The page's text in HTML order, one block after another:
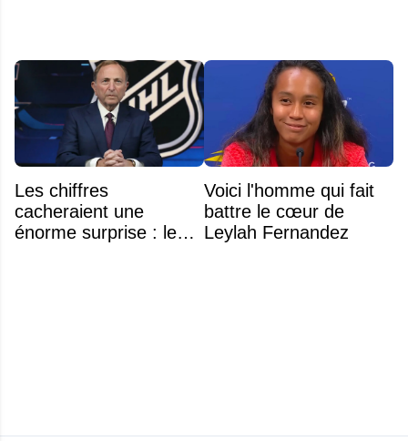
Les chiffres
cacheraient une
énorme surprise : le
Voici l'homme qui fait
battre le cœur de
Leylah Fernandez